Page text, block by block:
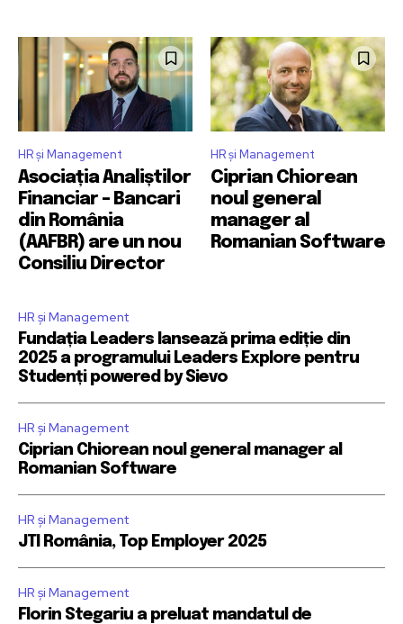
HR și Management
Asociația Analiștilor
Financiar – Bancari
din România
(AAFBR) are un nou
Consiliu Director
HR și Management
Ciprian Chiorean
noul general
manager al
Romanian Software
HR și Management
Fundația Leaders lansează prima ediție din
2025 a programului Leaders Explore pentru
Studenți powered by Sievo
HR și Management
Ciprian Chiorean noul general manager al
Romanian Software
HR și Management
JTI România, Top Employer 2025
HR și Management
Florin Stegariu a preluat mandatul de